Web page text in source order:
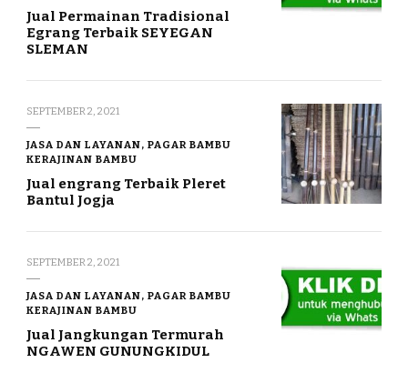
Jual Permainan Tradisional
Egrang Terbaik SEYEGAN
SLEMAN
SEPTEMBER 2, 2021
JASA DAN LAYANAN, PAGAR BAMBU
KERAJINAN BAMBU
Jual engrang Terbaik Pleret
Bantul Jogja
SEPTEMBER 2, 2021
JASA DAN LAYANAN, PAGAR BAMBU
KERAJINAN BAMBU
Jual Jangkungan Termurah
NGAWEN GUNUNGKIDUL